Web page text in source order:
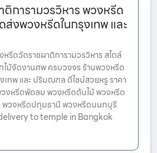
การามวรวิหาร พวงหรีด
งพวงหรีดในกรุงเทพ และ
ดวัดราชผาติการามวรวิหาร สไตล์
ม้จัดงานศพ ครบวงจร ร้านพวงหรีด
ทพ และ ปริมณฑล ดีไซน์สวยหรู ราคา
งหรีดพัดลม พวงหรีดต้นไม้ พวงหรีด
พวงหรีดปทุมธานี พวงหรีดนนทบุรี
to temple in Bangkok